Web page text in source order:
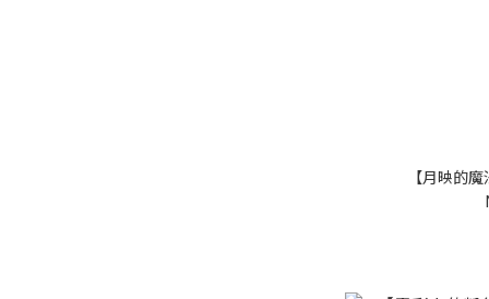
【月映的